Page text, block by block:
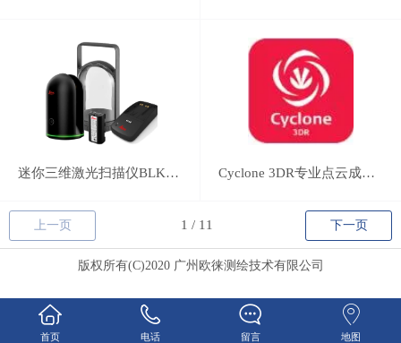
迷你三维激光扫描仪BLK360 Cyclone 3DR​专业点云成果输出软件下载
上一页 下一页
版权所有(C)2020 广州欧徕测绘技术有限公司
首页 电话 留言 地图